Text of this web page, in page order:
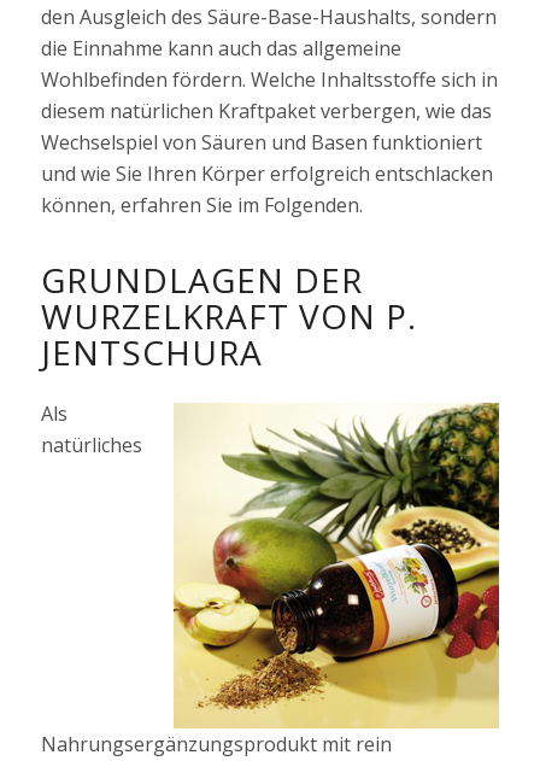
den Ausgleich des Säure-Base-Haushalts, sondern
die Einnahme kann auch das allgemeine
Wohlbefinden fördern. Welche Inhaltsstoffe sich in
diesem natürlichen Kraftpaket verbergen, wie das
Wechselspiel von Säuren und Basen funktioniert
und wie Sie Ihren Körper erfolgreich entschlacken
können, erfahren Sie im Folgenden.
GRUNDLAGEN DER
WURZELKRAFT VON P.
JENTSCHURA
Als
natürliches
Nahrungsergänzungsprodukt mit rein